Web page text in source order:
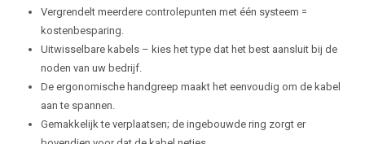
Vergrendelt meerdere controlepunten met één systeem =
kostenbesparing.
Uitwisselbare kabels – kies het type dat het best aansluit bij de
noden van uw bedrijf.
De ergonomische handgreep maakt het eenvoudig om de kabel
aan te spannen.
Gemakkelijk te verplaatsen; de ingebouwde ring zorgt er